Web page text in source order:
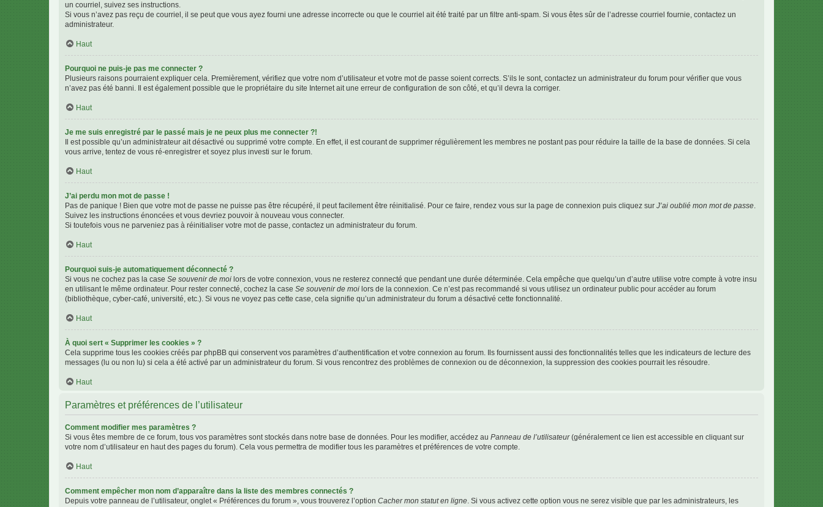
un courriel, suivez ses instructions.
Si vous n’avez pas reçu de courriel, il se peut que vous ayez fourni une adresse incorrecte ou que le courriel ait été traité par un filtre anti-spam. Si vous êtes sûr de l’adresse courriel fournie, contactez un
administrateur.
Haut
Pourquoi ne puis-je pas me connecter ?
Plusieurs raisons pourraient expliquer cela. Premièrement, vérifiez que votre nom d’utilisateur et votre mot de passe soient corrects. S’ils le sont, contactez un administrateur du forum pour vérifier que vous
n’avez pas été banni. Il est également possible que le propriétaire du site Internet ait une erreur de configuration de son côté, et qu’il devra la corriger.
Haut
Je me suis enregistré par le passé mais je ne peux plus me connecter ?!
Il est possible qu’un administrateur ait désactivé ou supprimé votre compte. En effet, il est courant de supprimer régulièrement les membres ne postant pas pour réduire la taille de la base de données. Si cela
vous arrive, tentez de vous ré-enregistrer et soyez plus investi sur le forum.
Haut
J’ai perdu mon mot de passe !
Pas de panique ! Bien que votre mot de passe ne puisse pas être récupéré, il peut facilement être réinitialisé. Pour ce faire, rendez vous sur la page de connexion puis cliquez sur J’ai oublié mon mot de passe.
Suivez les instructions énoncées et vous devriez pouvoir à nouveau vous connecter.
Si toutefois vous ne parveniez pas à réinitialiser votre mot de passe, contactez un administrateur du forum.
Haut
Pourquoi suis-je automatiquement déconnecté ?
Si vous ne cochez pas la case Se souvenir de moi lors de votre connexion, vous ne resterez connecté que pendant une durée déterminée. Cela empêche que quelqu’un d’autre utilise votre compte à votre insu
en utilisant le même ordinateur. Pour rester connecté, cochez la case Se souvenir de moi lors de la connexion. Ce n’est pas recommandé si vous utilisez un ordinateur public pour accéder au forum
(bibliothèque, cyber-café, université, etc.). Si vous ne voyez pas cette case, cela signifie qu’un administrateur du forum a désactivé cette fonctionnalité.
Haut
À quoi sert « Supprimer les cookies » ?
Cela supprime tous les cookies créés par phpBB qui conservent vos paramètres d’authentification et votre connexion au forum. Ils fournissent aussi des fonctionnalités telles que les indicateurs de lecture des
messages (lu ou non lu) si cela a été activé par un administrateur du forum. Si vous rencontrez des problèmes de connexion ou de déconnexion, la suppression des cookies pourrait les résoudre.
Haut
Paramètres et préférences de l’utilisateur
Comment modifier mes paramètres ?
Si vous êtes membre de ce forum, tous vos paramètres sont stockés dans notre base de données. Pour les modifier, accédez au Panneau de l’utilisateur(généralement ce lien est accessible en cliquant sur
votre nom d’utilisateur en haut des pages du forum). Cela vous permettra de modifier tous les paramètres et préférences de votre compte.
Haut
Comment empêcher mon nom d’apparaître dans la liste des membres connectés ?
Depuis votre panneau de l’utilisateur, onglet « Préférences du forum », vous trouverez l’option Cacher mon statut en ligne. Si vous activez cette option vous ne serez visible que par les administrateurs, les